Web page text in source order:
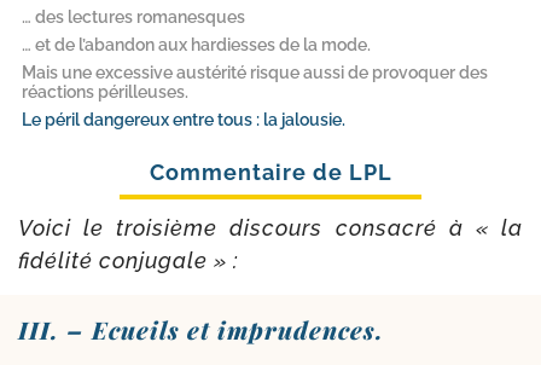
… des lectures romanesques
… et de l’abandon aux hardiesses de la mode.
Mais une excessive austérité risque aussi de provoquer des
réactions périlleuses.
Le péril dangereux entre tous : la jalousie.
Voici le troi­sième dis­cours consa­cré à « la
fidé­li­té conjugale » :
III. – Ecueils et imprudences.